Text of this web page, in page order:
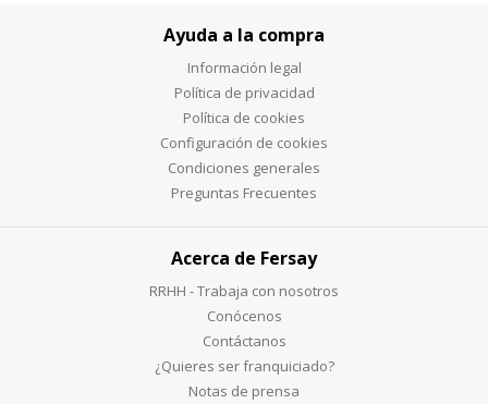
Ayuda a la compra
Información legal
Política de privacidad
Política de cookies
Configuración de cookies
Condiciones generales
Preguntas Frecuentes
Acerca de Fersay
RRHH - Trabaja con nosotros
Conócenos
Contáctanos
¿Quieres ser franquiciado?
Notas de prensa